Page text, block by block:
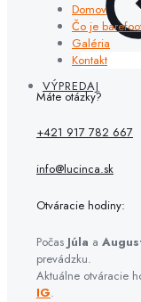
VÝPREDAJ
Domov
Čo je
Galéria
Kontakt
Máte otázky?
+421 917 782 667
info@lucinca.sk
Otváracie hodiny:
Počas Júla a
prevádzku.
Aktuálne otváracie
IG.